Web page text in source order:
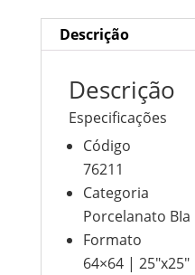
Descrição
Descrição
Especificações
Código
76211
Categoria
Porcelanato BIa
Formato
64×64 | 25″x25″